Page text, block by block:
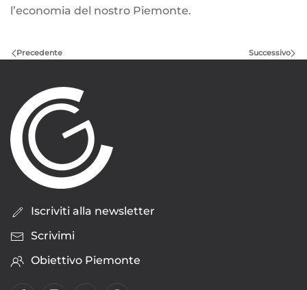
l’economia del nostro Piemonte.
Precedente Successivo
Iscriviti alla newsletter
Scrivimi
Obiettivo Piemonte